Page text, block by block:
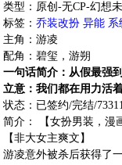
类型：原创-无CP-幻想
标签： 乔装改扮 异能 系
主角：游凌
配角：碧玺，游朔
一句话简介：从假最强
立意：我们都在用力活
状态：已签约/完结/
简介： 【女扮男装，漫
【非大女主爽文】
游凌意外被杀后获得了